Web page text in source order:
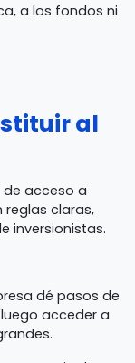
a los fondos ni
al
acceso a
claras,
inversionistas.
dé pasos de
acceder a